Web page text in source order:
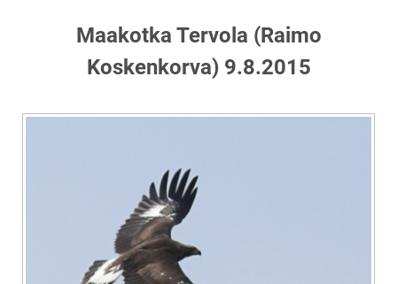
Maakotka Tervola (Raimo
Koskenkorva) 9.8.2015